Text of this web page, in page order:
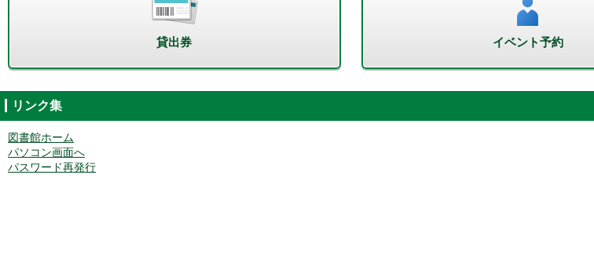
貸出券 イベント予約
リンク集
図書館ホーム
パソコン画面へ
パスワード再発行